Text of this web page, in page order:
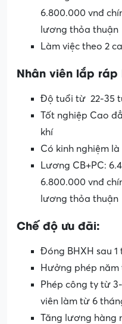
6.800.000 vnđ
lương thỏa thuận
Làm việc theo 2 ca
Nhân viên lắp ráp
Độ tuổi từ 22-35
Tốt nghiệp Cao
khí
Có kinh nghiệm
Lương CB+PC:
6.800.000 vnđ
lương thỏa thuận
Chế độ ưu đãi:
Đóng BHXH sau
Hưởng phép
Phép công ty từ
viên làm từ 6
Tăng lương hàng